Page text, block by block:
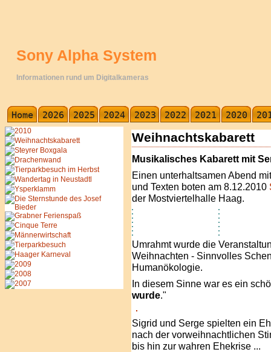
Sony Alpha System
Informationen rund um Digitalkameras
Weihnachtskabarett
Musikalisches Kabarett mit
Einen unterhaltsamen Abend
und Texten boten am 8.12.2010
der Mostviertelhalle Haag.
Umrahmt wurde die
Weihnachten - Sinnvolles
Humanökologie.
In diesem Sinne war es ein
wurde."
Sigrid und Serge spielten ein
nach der vorweihnachtlichen
bis hin zur wahren Ehekrise ...